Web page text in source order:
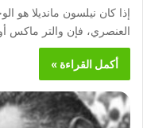
إذا كان نيلسون مانديلا هو
العنصري، فإن والتر
أكمل القراءة »